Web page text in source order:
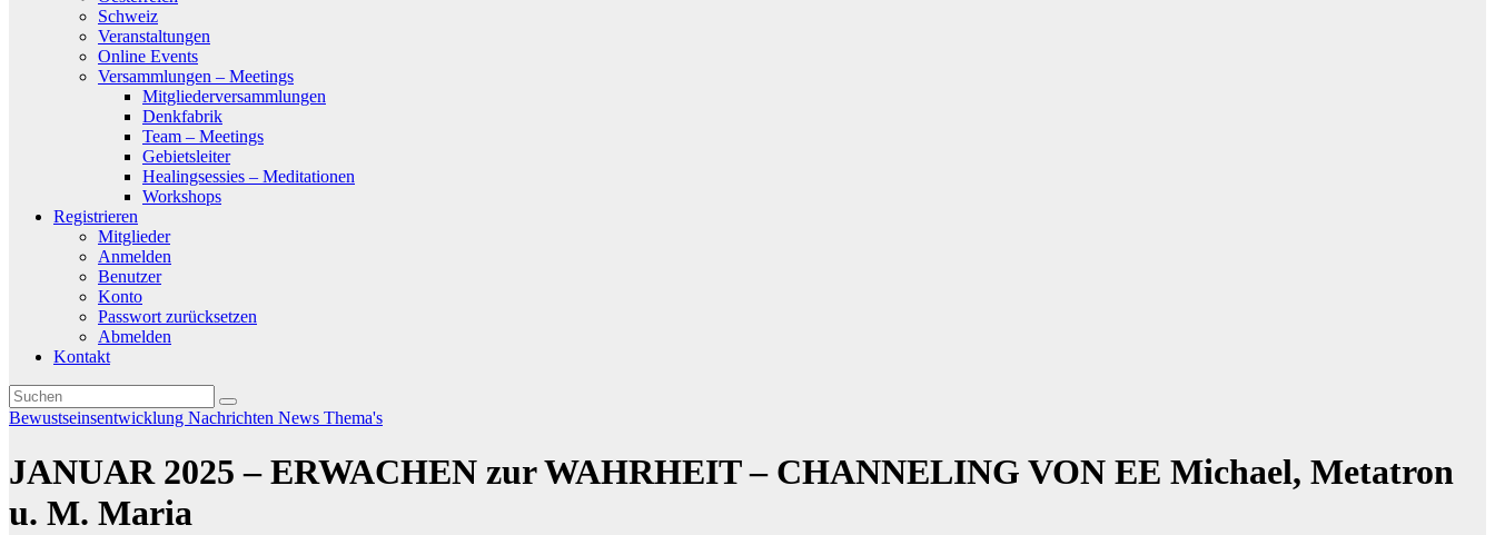
Schweiz
Veranstaltungen
Online Events
Versammlungen – Meetings
Mitgliederversammlungen
Denkfabrik
Team – Meetings
Gebietsleiter
Healingsessies – Meditationen
Workshops
Registrieren
Mitglieder
Anmelden
Benutzer
Konto
Passwort zurücksetzen
Abmelden
Kontakt
Bewustseinsentwicklung Nachrichten News Thema's
JANUAR 2025 – ERWACHEN zur WAHRHEIT – CHANNELING VON EE Michael, Metatron
u. M. Maria